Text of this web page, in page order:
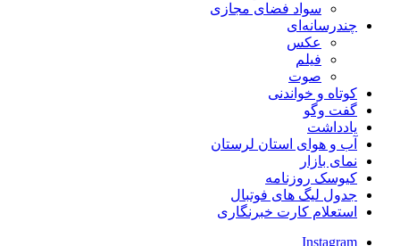
سواد فضای مجازی
چندرسانه‌ای
عكس
فیلم
صوت
کوتاه و خواندنی
گفت وگو
یادداشت
آب و هوای استان لرستان
نمای بازار
کیوسک روزنامه
جدول لیگ های فوتبال
استعلام کارت خبرنگاری
Instagram